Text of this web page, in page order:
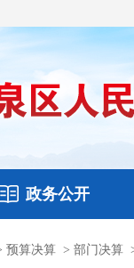
图片新闻
政务公开
政预决算
预算决算 > 部门决算